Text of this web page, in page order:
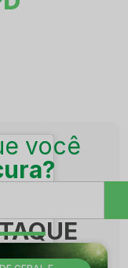
você